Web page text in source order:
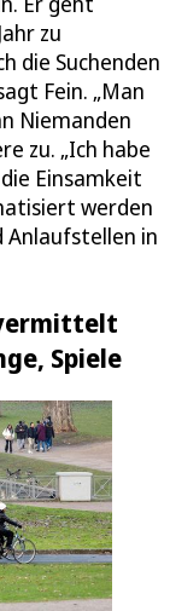
zu
die Suchenden
Fein. „Man
Niemanden
zu. „Ich habe
Einsamkeit
werden
Anlaufstellen in
Spiele